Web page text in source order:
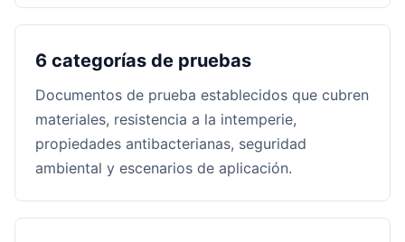
6 categorías de pruebas
Documentos de prueba establecidos que cubren
materiales, resistencia a la intemperie,
propiedades antibacterianas, seguridad
ambiental y escenarios de aplicación.